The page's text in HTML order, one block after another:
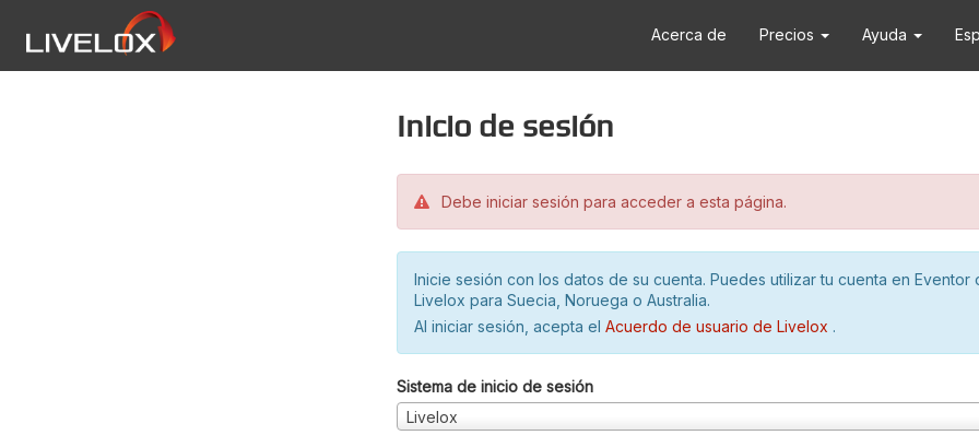
Acerca de Precios Ayuda
Inicio de sesión
Debe iniciar sesión para acceder a esta página.
Inicie sesión con los datos de su cuenta. Puedes utilizar tu cuenta en Eventor
Livelox para Suecia, Noruega o Australia.
Al iniciar sesión, acepta el Acuerdo de usuario de Livelox .
Sistema de inicio de sesión
Livelox